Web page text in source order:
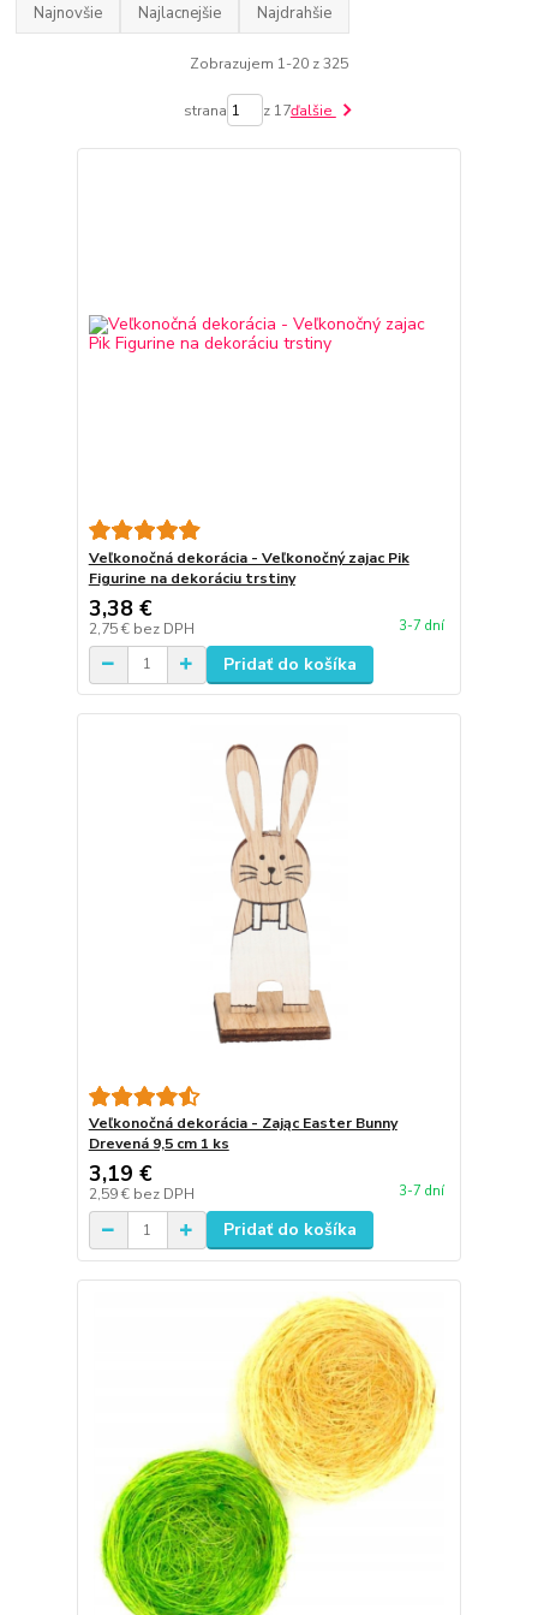
Najnovšie Najlacnejšie Najdrahšie
Zobrazujem 1-20 z 325
strana z 17ďalšie
Veľkonočná dekorácia - Veľkonočný zajac Pik
Figurine na dekoráciu trstiny
3,38 €
2,75 € bez DPH 3-7 dní
Pridať do košíka
Veľkonočná dekorácia - Zając Easter Bunny
Drevená 9,5 cm 1 ks
3,19 €
2,59 € bez DPH 3-7 dní
Pridať do košíka